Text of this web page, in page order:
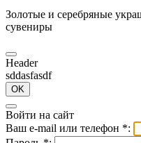
Золотые и серебряные
сувениры
Header
sddasfasdf
OK
Войти на сайт
Ваш e-mail или телефон *: